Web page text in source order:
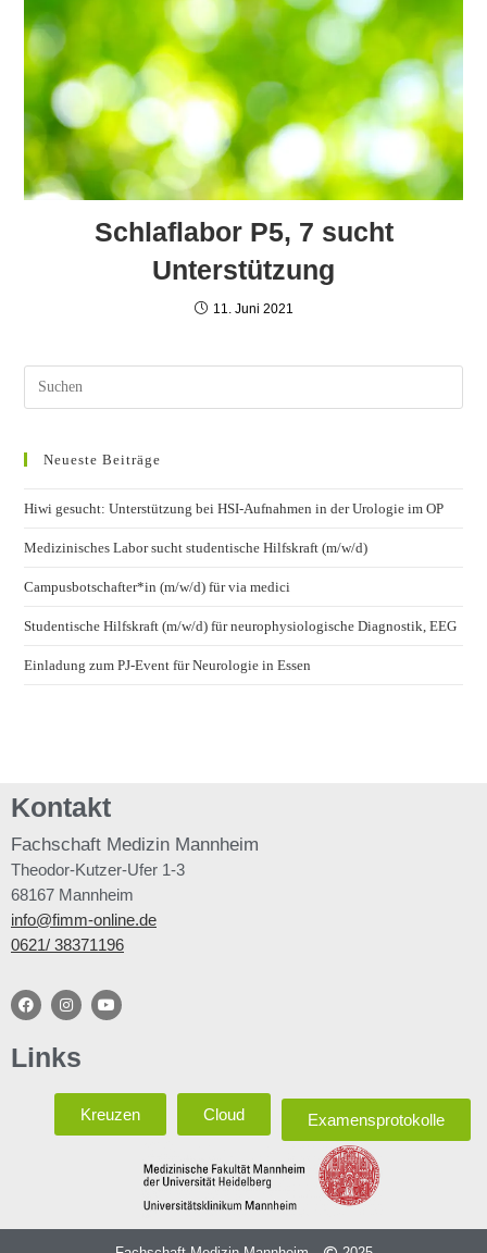
Schlaflabor P5, 7 sucht
Unterstützung
11. Juni 2021
Neueste Beiträge
Hiwi gesucht: Unterstützung bei HSI-Aufnahmen in der Urologie im OP
Medizinisches Labor sucht studentische Hilfskraft (m/w/d)
Campusbotschafter*in (m/w/d) für via medici
Studentische Hilfskraft (m/w/d) für neurophysiologische Diagnostik, EEG
Einladung zum PJ-Event für Neurologie in Essen
Kontakt
Fachschaft Medizin Mannheim
Theodor-Kutzer-Ufer 1-3
68167 Mannheim
info@fimm-online.de
0621/ 38371196
Links
Kreuzen Cloud Examensprotokolle